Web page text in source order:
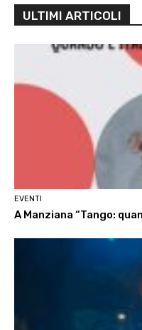
ULTIMI ARTICOLI
EVENTI
A Manziana “Tango: